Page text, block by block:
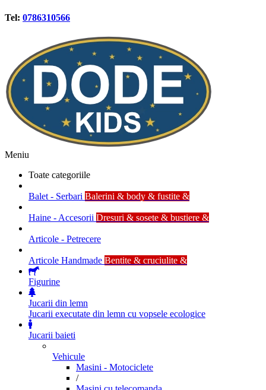
Tel: 0786310566
Meniu
Toate categoriile
Balet - Serbari Balerini & body & fustite &
Haine - Accesorii Dresuri & sosete & bustiere &
Articole - Petrecere
Articole Handmade Bentite & cruciulite &
Figurine
Jucarii din lemn
Jucarii executate din lemn cu vopsele ecologice
Jucarii baieti
Vehicule
Masini - Motociclete
/